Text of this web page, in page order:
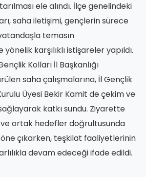
ele alındı. İlçe genelindeki
saha iletişimi, gençlerin sürece
temasın
karşılıklı istişareler yapıldı.
Kolları İl Başkanlığı
saha çalışmalarına, İl Gençlik
Üyesi Bekir Kamit de çekim ve
katkı sundu. Ziyarette
ortak hedefler doğrultusunda
çıkarken, teşkilat faaliyetlerinin
devam edeceği ifade edildi.